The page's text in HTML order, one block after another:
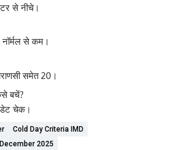
से नीचे।
से कम।
समेत 20।
बचें?
चेक।
Cold Day Criteria IMD
2025